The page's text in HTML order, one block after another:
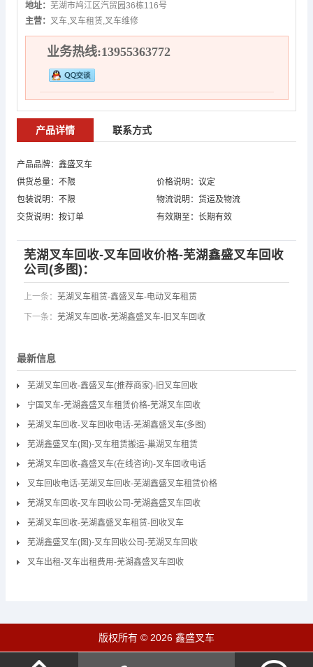
地址： 芜湖市鸠江区汽贸园36栋116号
主营： 叉车,叉车租赁,叉车维修
业务热线:13955363772
产品详情 联系方式
产品品牌：鑫盛叉车
供货总量：不限
价格说明：议定
包装说明：不限
物流说明：货运及物流
交货说明：按订单
有效期至：长期有效
芜湖叉车回收-叉车回收价格-芜湖鑫盛叉车回收
公司(多图)：
上一条： 芜湖叉车租赁-鑫盛叉车-电动叉车租赁
下一条： 芜湖叉车回收-芜湖鑫盛叉车-旧叉车回收
最新信息
芜湖叉车回收-鑫盛叉车(推荐商家)-旧叉车回收
宁国叉车-芜湖鑫盛叉车租赁价格-芜湖叉车回收
芜湖叉车回收-叉车回收电话-芜湖鑫盛叉车(多图)
芜湖鑫盛叉车(图)-叉车租赁搬运-巢湖叉车租赁
芜湖叉车回收-鑫盛叉车(在线咨询)-叉车回收电话
叉车回收电话-芜湖叉车回收-芜湖鑫盛叉车租赁价格
芜湖叉车回收-叉车回收公司-芜湖鑫盛叉车回收
芜湖叉车回收-芜湖鑫盛叉车租赁-回收叉车
芜湖鑫盛叉车(图)-叉车回收公司-芜湖叉车回收
叉车出租-叉车出租费用-芜湖鑫盛叉车回收
版权所有 © 2026 鑫盛叉车